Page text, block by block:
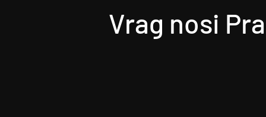
Vrag nosi